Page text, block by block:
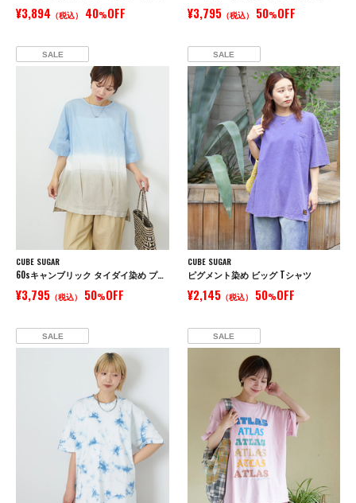
¥3,894 （税込） 40%OFF ¥3,795（税込） 50%OFF
SALE
CUBE SUGAR
60sキャンブリック タイダイ染め プルオーバーシャツ
¥3,795 （税込） 50%OFF
SALE
CUBE SUGAR
ピグメント染め ビッグ Tシャツ
¥2,145（税込） 50%OFF
SALE SALE